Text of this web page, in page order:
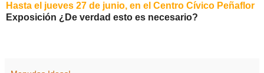
Hasta el jueves 27 de junio, en el Centro Cívico Peñaflor
Exposición ¿De verdad esto es necesario?